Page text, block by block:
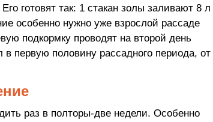
готовят так: 1 стакан золы заливают 8 л
особенно нужно уже взрослой рассаде
подкормку проводят на второй день
первую половину рассадного периода, от
раз в полторы-две недели. Особенно